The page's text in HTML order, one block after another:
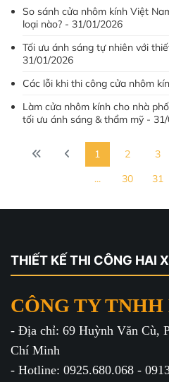
So sánh cửa nhôm kính Việt
loại nào? - 31/01/2026
Tối ưu ánh sáng tự nhiên với
31/01/2026
Các lỗi khi thi công cửa nhôm
Làm cửa nhôm kính cho nhà
tối ưu ánh sáng & thẩm mỹ -
1 2 3
...
30 31
THIẾT KẾ THI CÔNG HAI
CÔNG TY
- Địa chỉ: 69 Huỳnh Văn Cù,
Chí Minh
- Hotline: 0925.680.068 -